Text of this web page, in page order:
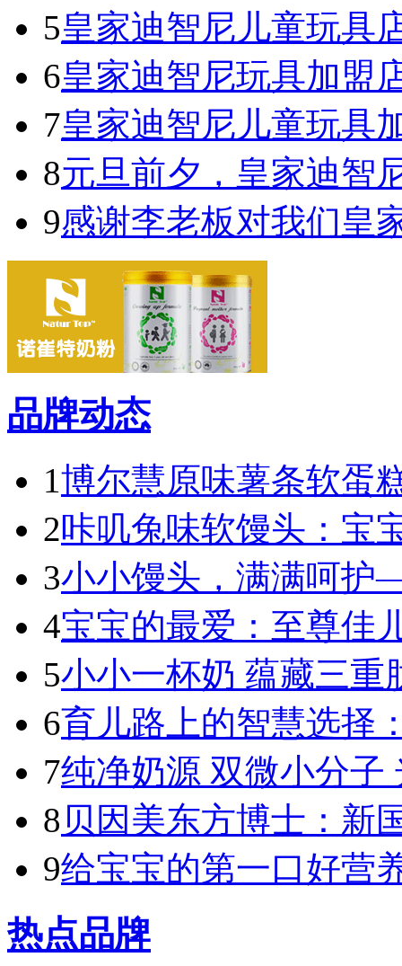
5皇家迪智尼儿童玩具
6皇家迪智尼玩具加盟
7皇家迪智尼儿童玩具
8元旦前夕，皇家迪智
9感谢李老板对我们皇
品牌动态
1博尔慧原味薯条软蛋
2咔叽兔味软馒头：宝
3小小馒头，满满呵
4宝宝的最爱：至尊佳
5小小一杯奶 蕴藏三
6育儿路上的智慧选择
7纯净奶源 双微小分子
8 贝因美东方博士：新
9给宝宝的第一口好营
热点品牌